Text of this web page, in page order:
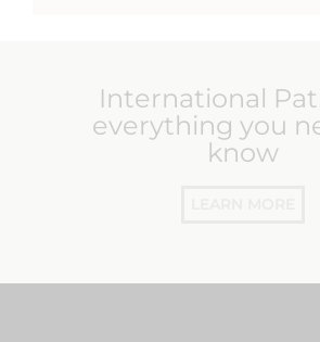
International
everything you
know